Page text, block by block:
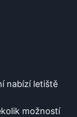
nabízí letiště
možností